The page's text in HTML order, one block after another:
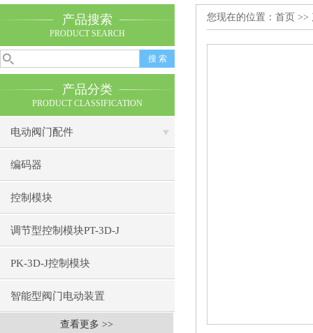
产品搜索
PRODUCT SEARCH
产品分类
PRODUCT CLASSIFICATION
电动阀门配件
编码器
控制模块
调节型控制模块PT-3D-J
PK-3D-J控制模块
智能型阀门电动装置
查看更多 >>
您现在的位置： 首页 >>